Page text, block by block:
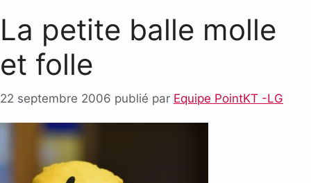
La petite balle molle
et folle
22 septembre 2006 publié par Equipe PointKT -LG